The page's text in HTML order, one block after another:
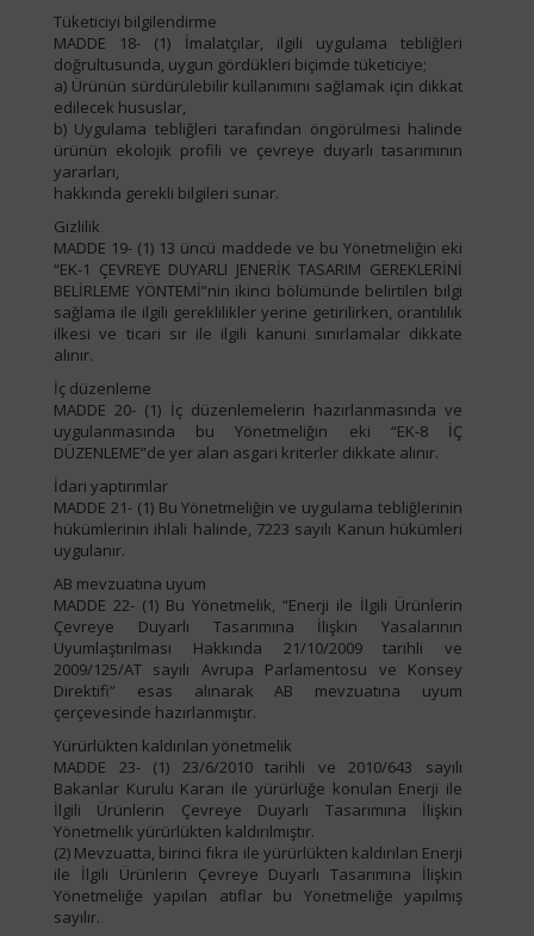
Tüketiciyi bilgilendirme
MADDE 18- (1) İmalatçılar, ilgili uygulama tebliğleri
doğrultusunda, uygun gördükleri biçimde tüketiciye;
a) Ürünün sürdürülebilir kullanımını sağlamak için dikkat
edilecek hususlar,
b) Uygulama tebliğleri tarafından öngörülmesi halinde
ürünün ekolojik profili ve çevreye duyarlı tasarımının
yararları,
hakkında gerekli bilgileri sunar.
Gizlilik
MADDE 19- (1) 13 üncü maddede ve bu Yönetmeliğin eki
“EK-1 ÇEVREYE DUYARLI JENERİK TASARIM GEREKLERİNİ
BELİRLEME YÖNTEMİ”nin ikinci bölümünde belirtilen bilgi
sağlama ile ilgili gereklilikler yerine getirilirken, orantılılık
ilkesi ve ticari sır ile ilgili kanuni sınırlamalar dikkate
alınır.
İç düzenleme
MADDE 20- (1) İç düzenlemelerin hazırlanmasında ve
uygulanmasında bu Yönetmeliğin eki “EK-8 İÇ
DÜZENLEME”de yer alan asgari kriterler dikkate alınır.
İdari yaptırımlar
MADDE 21- (1) Bu Yönetmeliğin ve uygulama tebliğlerinin
hükümlerinin ihlali halinde, 7223 sayılı Kanun hükümleri
uygulanır.
AB mevzuatına uyum
MADDE 22- (1) Bu Yönetmelik, “Enerji ile İlgili Ürünlerin
Çevreye Duyarlı Tasarımına İlişkin Yasalarının
Uyumlaştırılması Hakkında 21/10/2009 tarihli ve
2009/125/AT sayılı Avrupa Parlamentosu ve Konsey
Direktifi” esas alınarak AB mevzuatına uyum
çerçevesinde hazırlanmıştır.
Yürürlükten kaldırılan yönetmelik
MADDE 23- (1) 23/6/2010 tarihli ve 2010/643 sayılı
Bakanlar Kurulu Kararı ile yürürlüğe konulan Enerji ile
İlgili Ürünlerin Çevreye Duyarlı Tasarımına İlişkin
Yönetmelik yürürlükten kaldırılmıştır.
(2) Mevzuatta, birinci fıkra ile yürürlükten kaldırılan Enerji
ile İlgili Ürünlerin Çevreye Duyarlı Tasarımına İlişkin
Yönetmeliğe yapılan atıflar bu Yönetmeliğe yapılmış
sayılır.